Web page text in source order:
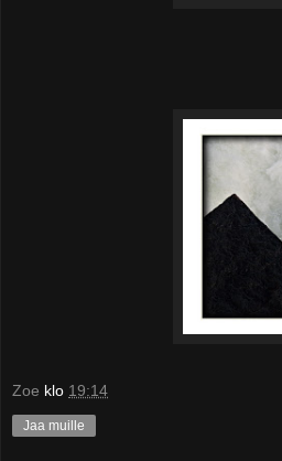
Zoe klo 19:14
Jaa muille